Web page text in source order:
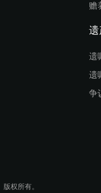
赡
遗
遗
遗
争
权所有。